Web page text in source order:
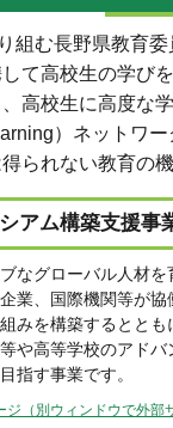
組む長野県教育
て高校生の学び
高校生に高度な
）ネットワ
られない教育の
アム構築支援事
なグローバル人材
業、国際機関等が
みを構築するとと
や高等学校のアド
指す事業です。
（別ウィンドウで外部